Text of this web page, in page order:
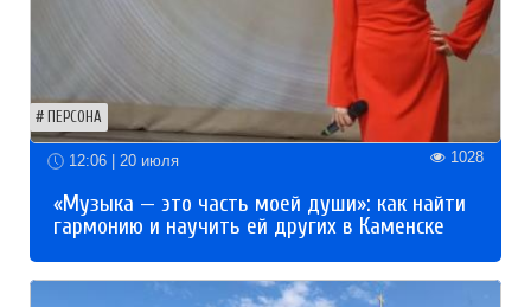
ПЕРСОНА
12:06 | 20 июля 1028
«Музыка — это часть моей души»: как найти
гармонию и научить ей других в Каменске